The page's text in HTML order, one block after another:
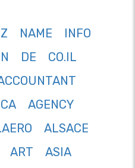
NAME
INFO
DE
CO.IL
AGENCY
ALSACE
ART
ASIA